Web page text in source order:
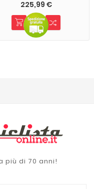
225,99 €
più di 70 anni!